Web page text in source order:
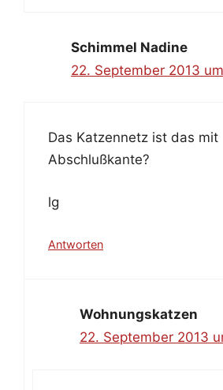
Schimmel Nadine
22. September 2013
Das Katzennetz ist das mit
Abschlußkante?
lg
Antworten
Wohnungskatzen
22. September 2013